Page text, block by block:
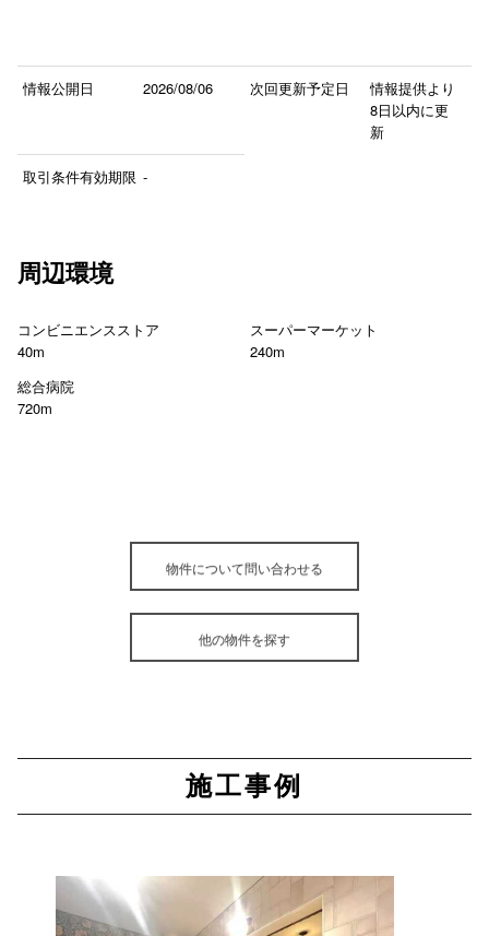
情報公開日 2026/08/06 次回更新予定日
情報提供より
8日以内に更
新
取引条件有効期限 -
周辺環境
コンビニエンスストア
40m
スーパーマーケット
240m
総合病院
720m
物件について問い合わせる
他の物件を探す
施工事例